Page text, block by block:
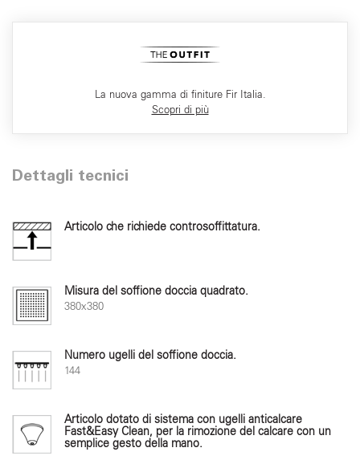
La nuova gamma di finiture Fir Italia.
Scopri di più
Dettagli tecnici
Articolo che richiede controsoffittatura.
Misura del soffione doccia quadrato.
380x380
Numero ugelli del soffione doccia.
144
Articolo dotato di sistema con ugelli anticalcare
Fast&Easy Clean, per la rimozione del calcare con un
semplice gesto della mano.